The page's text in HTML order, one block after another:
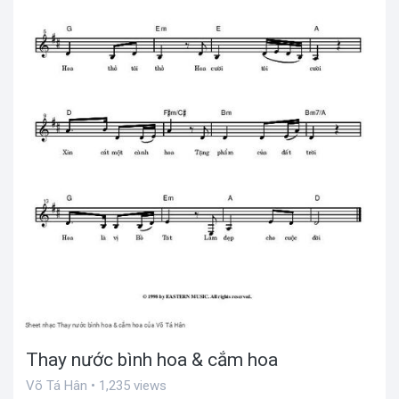
Thay nước bình hoa & cắm hoa
Võ Tá Hân • 1,235 views